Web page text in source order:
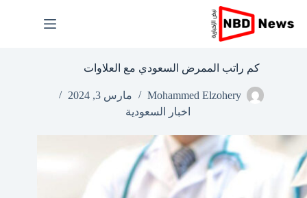
إلى
المحتوى
كم راتب الممرض السعودي مع العلاوات
Mohammed Elzohery
مارس 3, 2024
اخبار السعودية